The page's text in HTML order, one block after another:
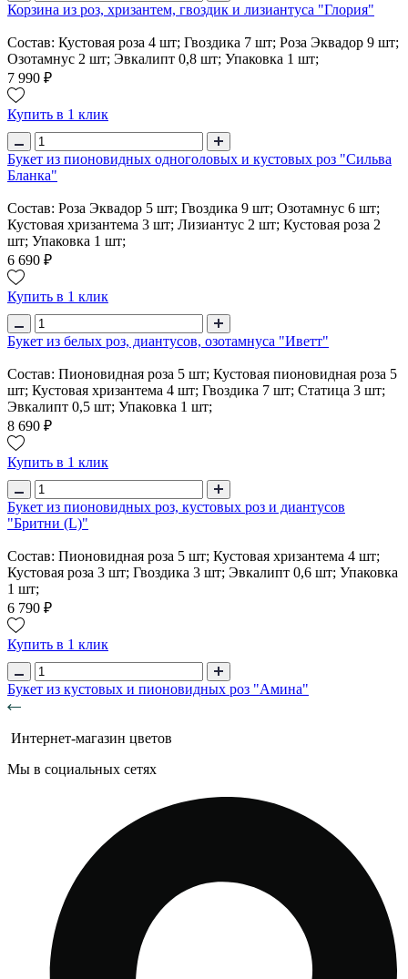
Корзина из роз, хризантем, гвоздик и лизиантуса "Глория"
Состав: Кустовая роза 4 шт; Гвоздика 7 шт; Роза Эквадор 9 шт;
Озотамнус 2 шт; Эвкалипт 0,8 шт; Упаковка 1 шт;
7 990 ₽
Купить в 1 клик
Букет из пионовидных одноголовых и кустовых роз "Сильва
Бланка"
Состав: Роза Эквадор 5 шт; Гвоздика 9 шт; Озотамнус 6 шт;
Кустовая хризантема 3 шт; Лизиантус 2 шт; Кустовая роза 2
шт; Упаковка 1 шт;
6 690 ₽
Купить в 1 клик
Букет из белых роз, диантусов, озотамнуса "Иветт"
Состав: Пионовидная роза 5 шт; Кустовая пионовидная роза 5
шт; Кустовая хризантема 4 шт; Гвоздика 7 шт; Статица 3 шт;
Эвкалипт 0,5 шт; Упаковка 1 шт;
8 690 ₽
Купить в 1 клик
Букет из пионовидных роз, кустовых роз и диантусов
"Бритни (L)"
Состав: Пионовидная роза 5 шт; Кустовая хризантема 4 шт;
Кустовая роза 3 шт; Гвоздика 3 шт; Эвкалипт 0,6 шт; Упаковка
1 шт;
6 790 ₽
Купить в 1 клик
Букет из кустовых и пионовидных роз "Амина"
Интернет-магазин цветов
Мы в социальных сетях